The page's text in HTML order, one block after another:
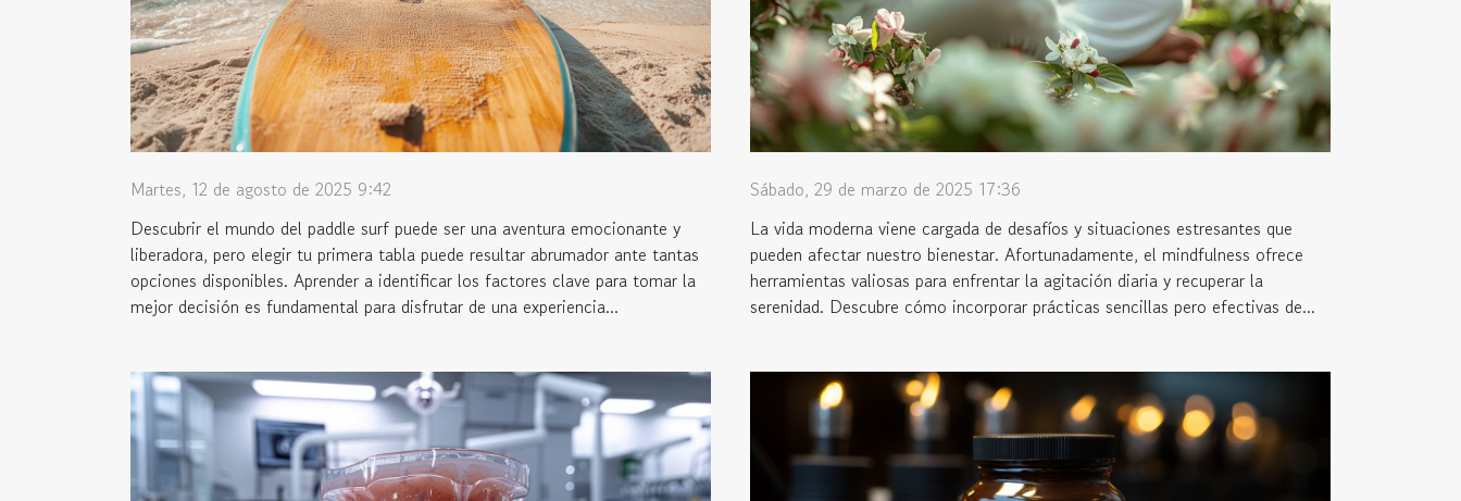
Martes, 12 de agosto de 2025 9:42
Descubrir el mundo del paddle surf puede ser una aventura emocionante y
liberadora, pero elegir tu primera tabla puede resultar abrumador ante tantas
opciones disponibles. Aprender a identificar los factores clave para tomar la
mejor decisión es fundamental para disfrutar de una experiencia...
Sábado, 29 de marzo de 2025 17:36
La vida moderna viene cargada de desafíos y situaciones estresantes que
pueden afectar nuestro bienestar. Afortunadamente, el mindfulness ofrece
herramientas valiosas para enfrentar la agitación diaria y recuperar la
serenidad. Descubre cómo incorporar prácticas sencillas pero efectivas de...